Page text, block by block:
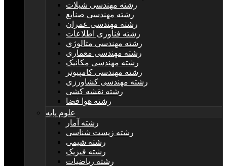
رشته مهندسی شیلات
رشته مهندسی صنایع
رشته مهندسی عمران
رشته فناوری اطلاعات
رشته مهندسي متالوژي
رشته مهندسی معماری
رشته مهندسی مکانیک
رشته مهندسی کامپیوتر
رشته مهندسی کشاورزی
رشته نقشه کشی
رشته هوا فضا
علوم پایه
رشته آمار
رشته زیست شناسی
رشته شیمی
رشته فیزیک
رشته ریاضیات